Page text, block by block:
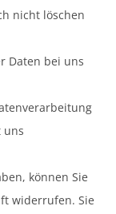
nicht löschen
Daten bei uns
uns
können Sie
widerrufen. Sie